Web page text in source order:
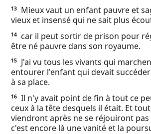
13
Mieux vaut un enfant pauvre et
vieux et insensé qui ne sait plus
14
car il peut sortir de prison pour
être né pauvre dans son royaume.
15
J'ai vu tous les vivants qui
entourer l'enfant qui devait
à sa place.
16 Il n'y avait point de fin à tout ce
ceux à la tête desquels il était. Et
viendront après ne se réjouiront pas
c'est encore là une vanité et la